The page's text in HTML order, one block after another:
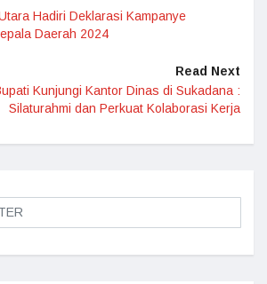
Hadiri Deklarasi Kampanye
Daerah 2024
Read Next
Kunjungi Kantor Dinas di Sukadana :
Silaturahmi dan Perkuat Kolaborasi Kerja